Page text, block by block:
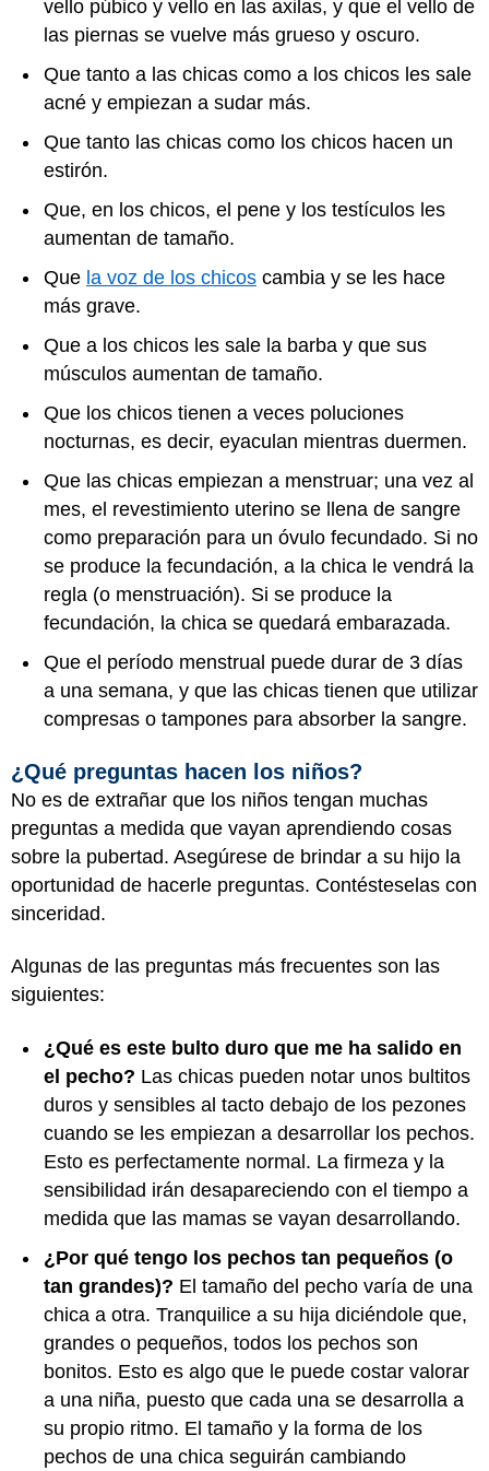
vello púbico y vello en las axilas, y que el vello de
las piernas se vuelve más grueso y oscuro.
Que tanto a las chicas como a los chicos les sale
acné y empiezan a sudar más.
Que tanto las chicas como los chicos hacen un
estirón.
Que, en los chicos, el pene y los testículos les
aumentan de tamaño.
Que la voz de los chicos cambia y se les hace
más grave.
Que a los chicos les sale la barba y que sus
músculos aumentan de tamaño.
Que los chicos tienen a veces poluciones
nocturnas, es decir, eyaculan mientras duermen.
Que las chicas empiezan a menstruar; una vez al
mes, el revestimiento uterino se llena de sangre
como preparación para un óvulo fecundado. Si no
se produce la fecundación, a la chica le vendrá la
regla (o menstruación). Si se produce la
fecundación, la chica se quedará embarazada.
Que el período menstrual puede durar de 3 días
a una semana, y que las chicas tienen que utilizar
compresas o tampones para absorber la sangre.
¿Qué preguntas hacen los niños?
No es de extrañar que los niños tengan muchas
preguntas a medida que vayan aprendiendo cosas
sobre la pubertad. Asegúrese de brindar a su hijo la
oportunidad de hacerle preguntas. Contésteselas con
sinceridad.
Algunas de las preguntas más frecuentes son las
siguientes:
¿Qué es este bulto duro que me ha salido en
el pecho? Las chicas pueden notar unos bultitos
duros y sensibles al tacto debajo de los pezones
cuando se les empiezan a desarrollar los pechos.
Esto es perfectamente normal. La firmeza y la
sensibilidad irán desapareciendo con el tiempo a
medida que las mamas se vayan desarrollando.
¿Por qué tengo los pechos tan pequeños (o
tan grandes)? El tamaño del pecho varía de una
chica a otra. Tranquilice a su hija diciéndole que,
grandes o pequeños, todos los pechos son
bonitos. Esto es algo que le puede costar valorar
a una niña, puesto que cada una se desarrolla a
su propio ritmo. El tamaño y la forma de los
pechos de una chica seguirán cambiando